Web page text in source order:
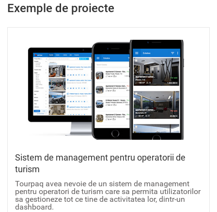
Exemple de proiecte
Sistem de management pentru operatorii de
turism
Tourpaq avea nevoie de un sistem de management
pentru operatori de turism care sa permita utilizatorilor
sa gestioneze tot ce tine de activitatea lor, dintr-un
dashboard.